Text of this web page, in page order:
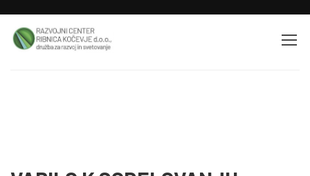
Home
Novice
VABILO K SODELOVANJU – Vključitev v mrežo predstavljenih podjetij na
platformi JOB BOARD